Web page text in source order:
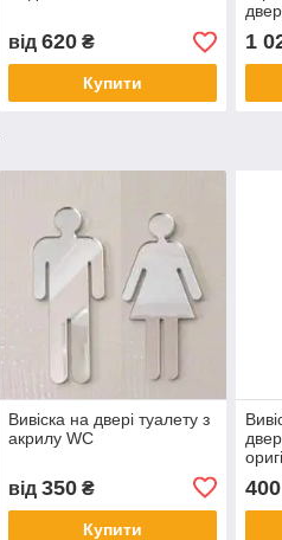
від 620₴
Купити
1
Вивіска на двері туалету з
акрилу WC
від 350₴
Купити
400